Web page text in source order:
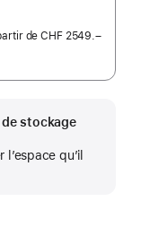
deCHF 2549.–
stockage
qu’il